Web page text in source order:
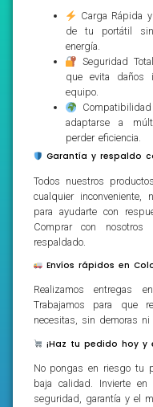
Carga Rápida
de tu portátil sin
energía.
Seguridad
que evita daños
equipo.
adaptarse a
perder eficiencia.
Garantía y respaldo
Todos nuestros
cualquier
para ayudarte con
Comprar con
respaldado.
Envíos rápidos en
Realizamos
Trabajamos para que
necesitas, sin demoras ni
¡Haz tu pedido hoy y
No pongas en riesgo tu
baja calidad. Invierte
seguridad, garantía y el